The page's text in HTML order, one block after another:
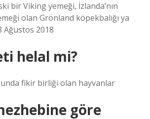
bir Viking yemeği, İzlanda’nın
olan Grönland köpekbalığı ya
Ağustos 2018
helal mi?
fikir birliği olan hayvanlar
göre